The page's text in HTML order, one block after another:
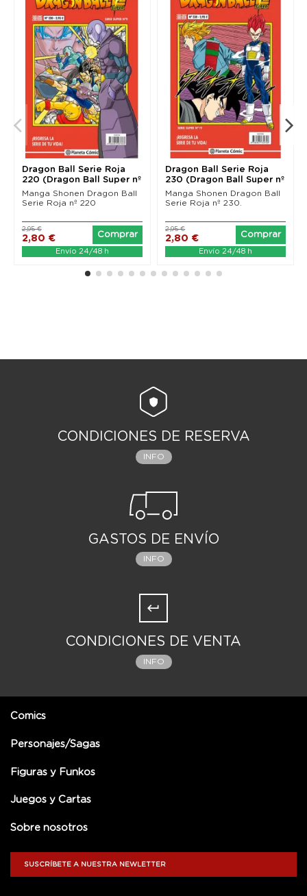
Dragon Ball Serie Roja
220 (Dragon Ball Super nº
9)
Manga Shonen Dragon Ball
Serie Roja nº 220
2,80 €
2,95 €
Comprar
Envío 24/48 h
Dragon Ball Serie Roja
230 (Dragon Ball Super nº
19)
Manga Shonen Dragon Ball
Serie Roja nº 230.
2,80 €
2,95 €
Comprar
Envío 24/48 h
CONDICIONES DE RESERVA
INFO
GASTOS DE ENVÍO
INFO
CONDICIONES DE VENTA
INFO
Comics
Personajes/Sagas
Figuras y Funkos
Juegos y Cartas
Sobre nosotros
SUSCRÍBETE A NUESTRA NEWLETTER